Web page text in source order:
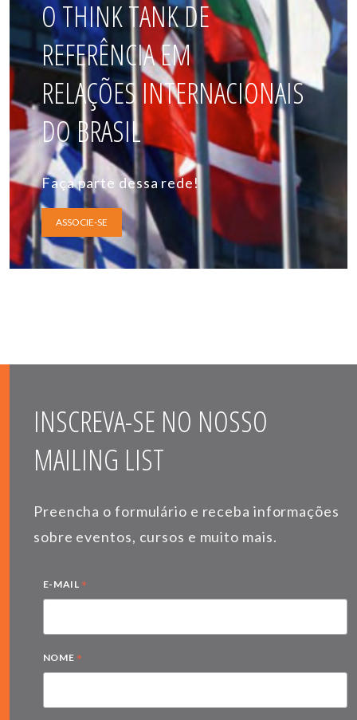
O THINK TANK DE
REFERÊNCIA EM
RELAÇÕES INTERNACIONAIS
DO BRASIL
Faça parte dessa rede!
ASSOCIE-SE
INSCREVA-SE NO NOSSO
MAILING LIST
Preencha o formulário e receba informações
sobre eventos, cursos e muito mais.
E-MAIL *
NOME *